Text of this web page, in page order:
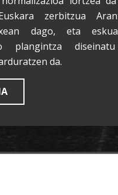
zerbitzua
dago, eta
plangintza
da.